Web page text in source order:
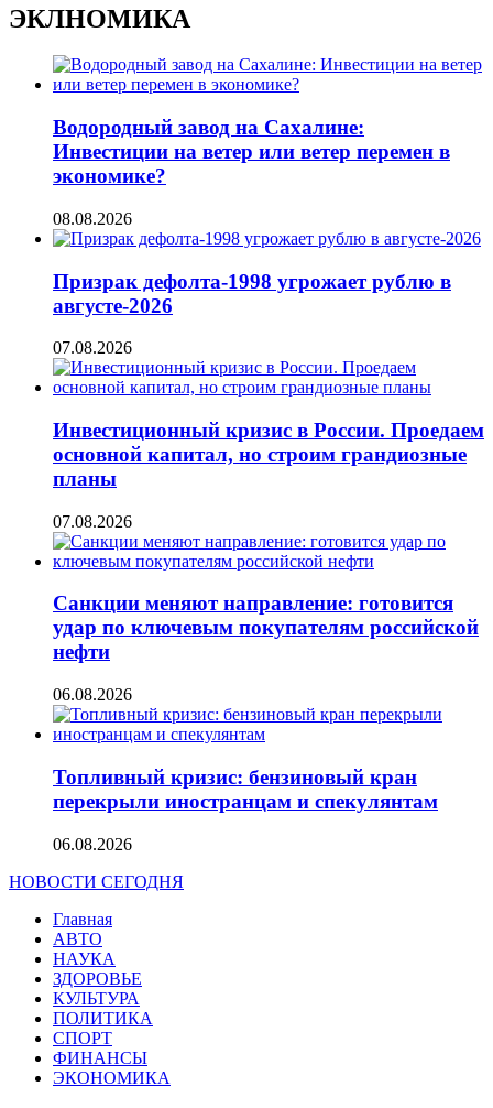
ЭКЛНОМИКА
Водородный завод на Сахалине:
Инвестиции на ветер или ветер перемен в
экономике?
08.08.2026
Призрак дефолта-1998 угрожает рублю в
августе-2026
07.08.2026
Инвестиционный кризис в России. Проедаем
основной капитал, но строим грандиозные
планы
07.08.2026
Санкции меняют направление: готовится
удар по ключевым покупателям российской
нефти
06.08.2026
Топливный кризис: бензиновый кран
перекрыли иностранцам и спекулянтам
06.08.2026
НОВОСТИ СЕГОДНЯ
Главная
АВТО
НАУКА
ЗДОРОВЬЕ
КУЛЬТУРА
ПОЛИТИКА
СПОРТ
ФИНАНСЫ
ЭКОНОМИКА